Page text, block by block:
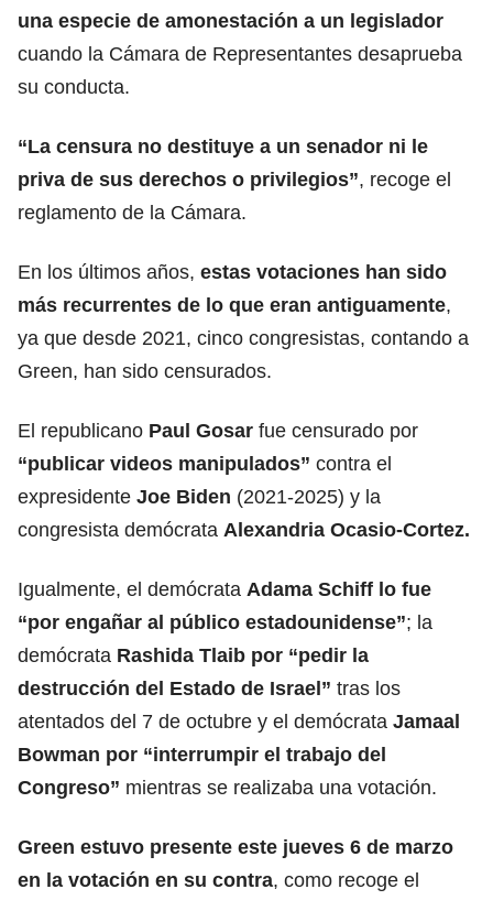
una especie de amonestación a un legislador
cuando la Cámara de Representantes desaprueba
su conducta.
“La censura no destituye a un senador ni le
priva de sus derechos o privilegios”, recoge el
reglamento de la Cámara.
En los últimos años, estas votaciones han sido
más recurrentes de lo que eran antiguamente,
ya que desde 2021, cinco congresistas, contando a
Green, han sido censurados.
El republicano Paul Gosar fue censurado por
“publicar videos manipulados” contra el
expresidente Joe Biden (2021-2025) y la
congresista demócrata Alexandria Ocasio-Cortez.
Igualmente, el demócrata Adama Schiff lo fue
“por engañar al público estadounidense”; la
demócrata Rashida Tlaib por “pedir la
destrucción del Estado de Israel” tras los
atentados del 7 de octubre y el demócrata Jamaal
Bowman por “interrumpir el trabajo del
Congreso” mientras se realizaba una votación.
Green estuvo presente este jueves 6 de marzo
en la votación en su contra, como recoge el